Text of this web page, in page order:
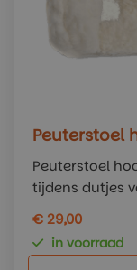
Peuterstoel
Peuterstoel
tijdens dutjes
€ 29,00
in voorraad